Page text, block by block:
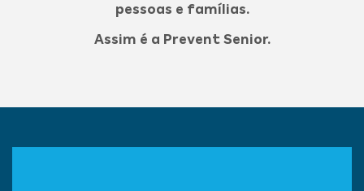
pessoas e famílias.
Assim é a Prevent Senior.